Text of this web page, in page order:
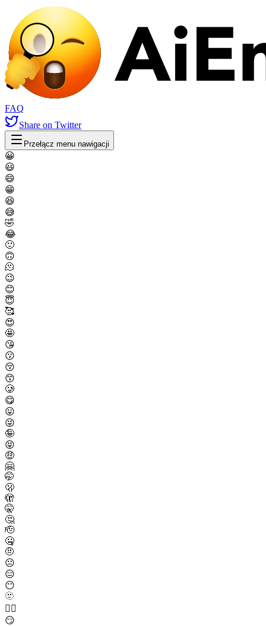
FAQ
Share on Twitter
Przełącz menu nawigacji
😀
😃
😄
😁
😆
😅
🤣
😂
🙂
🙃
🫠
😉
😊
😇
🥰
😍
🤩
😘
😗
😚
😙
🥲
😋
😛
😜
🤪
😝
🤑
🤗
🤭
🫢
🫣
🤫
🤔
🫡
🤐
🤨
😐
😑
😶
🫥
😶‍🌫️
😏